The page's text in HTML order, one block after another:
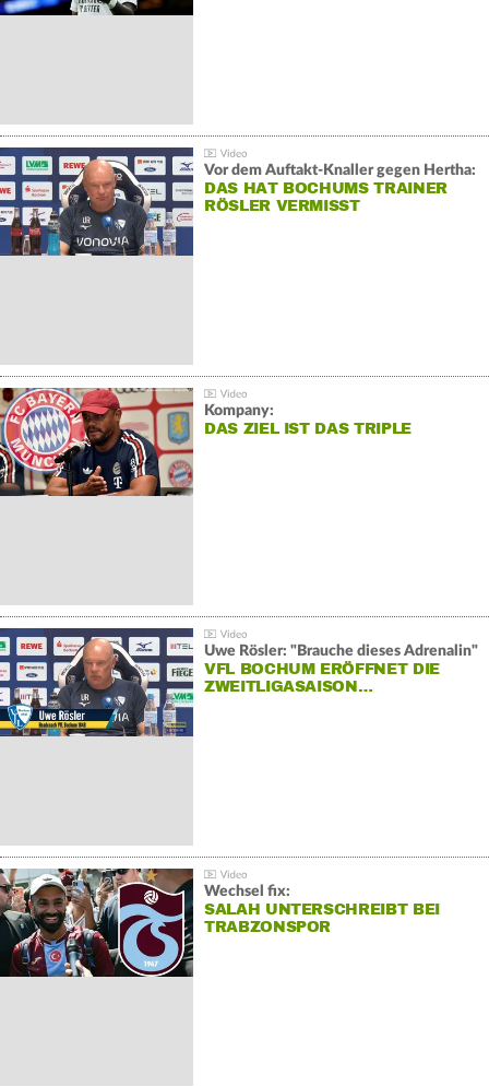
Vor dem Auftakt-Knaller gegen Hertha:
DAS HAT BOCHUMS TRAINER
RÖSLER VERMISST
Kompany:
DAS ZIEL IST DAS TRIPLE
Uwe Rösler: "Brauche dieses Adrenalin"
VFL BOCHUM ERÖFFNET DIE
ZWEITLIGASAISON…
Wechsel fix:
SALAH UNTERSCHREIBT BEI
TRABZONSPOR